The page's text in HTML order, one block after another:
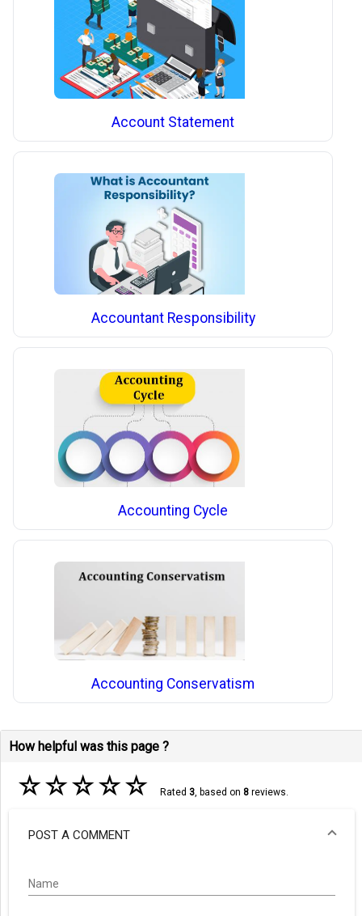
Account Statement
Accountant Responsibility
Accounting Cycle
Accounting Conservatism
How helpful was this page ?
☆☆☆☆☆ Rated 3, based on 8reviews.
POST A COMMENT
Name